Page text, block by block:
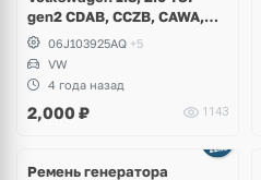
gen2 CDAB, CCZB, CAWA,
BZB, Volkswagen Tiguan,
Passat B6, B7, CC, Golf 6
GTI, Scirocco, Jetta
06J103925AQ +5
VW
4 года назад
2,000 ₽ 1143
Ремень генератора